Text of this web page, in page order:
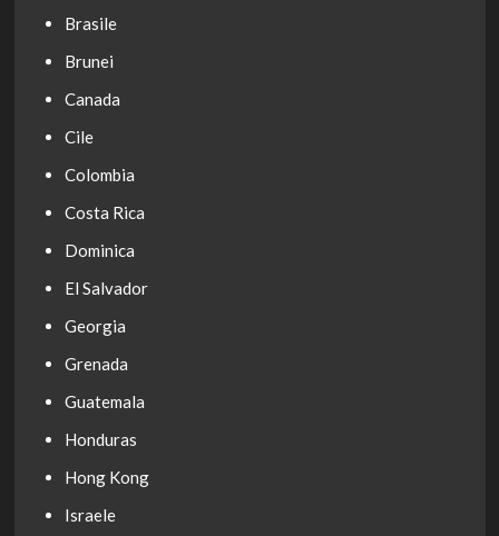
Brasile
Brunei
Canada
Cile
Colombia
Costa Rica
Dominica
El Salvador
Georgia
Grenada
Guatemala
Honduras
Hong Kong
Israele